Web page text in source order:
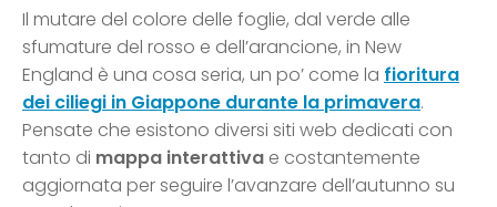
Il mutare del colore delle foglie, dal verde alle
sfumature del rosso e dell’arancione, in New
England è una cosa seria, un po’ come la fioritura
dei ciliegi in Giappone durante la primavera.
Pensate che esistono diversi siti web dedicati con
tanto di mappa interattiva e costantemente
aggiornata per seguire l’avanzare dell’autunno su